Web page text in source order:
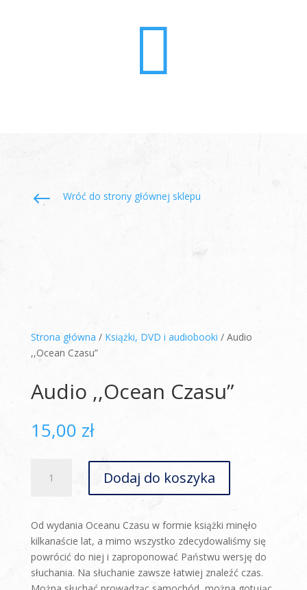

# Wróć do strony głównej sklepu
Strona główna / Książki, DVD i audiobooki / Audio
,,Ocean Czasu”
Audio ,,Ocean Czasu”
15,00 zł
Audio
Dodaj do koszyka
Od wydania Oceanu Czasu w formie książki minęło
kilkanaście lat, a mimo wszystko zdecydowaliśmy się
powrócić do niej i zaproponować Państwu wersję do
słuchania. Na słuchanie zawsze łatwiej znaleźć czas.